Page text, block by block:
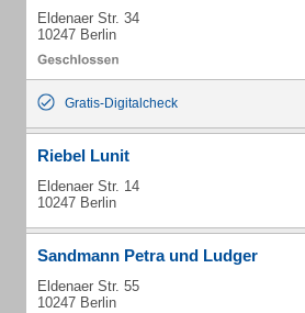
Eldenaer Str. 34
10247 Berlin
Gratis-Digitalcheck
Riebel Lunit
Eldenaer Str. 14
10247 Berlin
Sandmann Petra und Ludger
Eldenaer Str. 55
10247 Berlin